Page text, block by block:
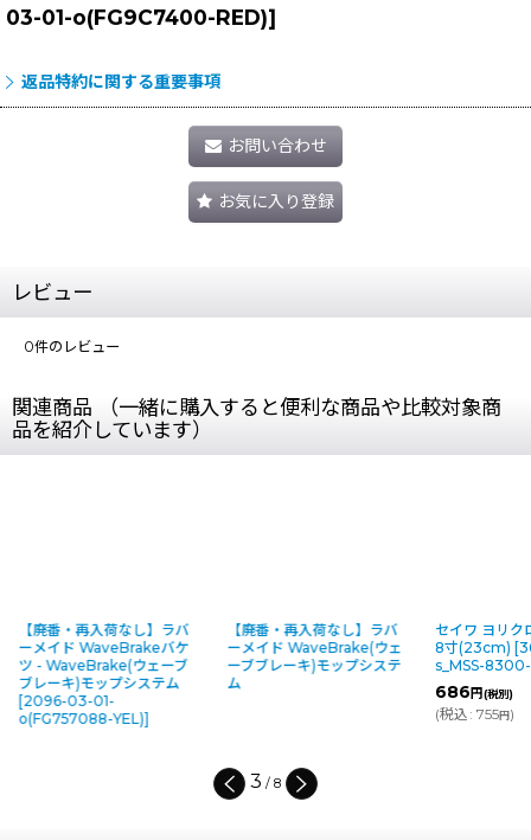
03-01-o(FG9C7400-RED)]
返品特約に関する重要事項
お問い合わせ
お気に入り登録
レビュー
0件のレビュー
関連商品 （一緒に購入すると便利な商品や比較対象商
品を紹介しています）
【廃番・再入荷なし】ラバ
ーメイド WaveBrakeバケ
ツ - WaveBrake(ウェーブ
ブレーキ)モップシステム
[2096-03-01-
o(FG757088-YEL)]
【廃番・再入荷なし】ラバ
ーメイド WaveBrake(ウェ
ーブブレーキ)モップシステ
ム
セイワ ヨリク
8寸(23cm) [
s_MSS-8300-
686 円(税別)
(税込: 755円)
3 / 8